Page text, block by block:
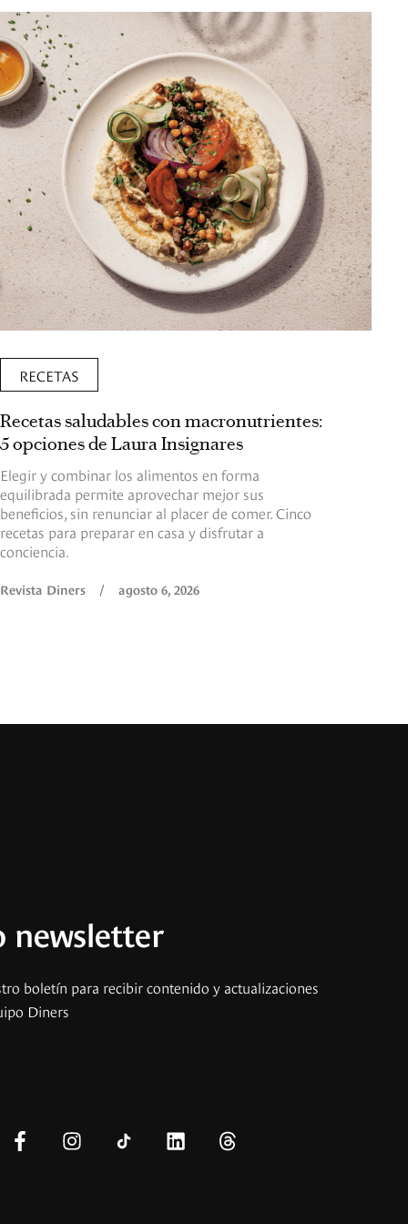
RECETAS
Recetas saludables con macronutrientes:
5 opciones de Laura Insignares
Elegir y combinar los alimentos en forma
equilibrada permite aprovechar mejor sus
beneficios, sin renunciar al placer de comer. Cinco
recetas para preparar en casa y disfrutar a
conciencia.
Revista Diners / agosto 6, 2026
newsletter
boletín para recibir contenido y actualizaciones
Diners